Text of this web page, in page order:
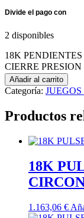
2 disponibles
18K
CIERRE PRESION
Añadir al carrito
Categoría: JUEGOS
Productos
18K
1.163,06 €